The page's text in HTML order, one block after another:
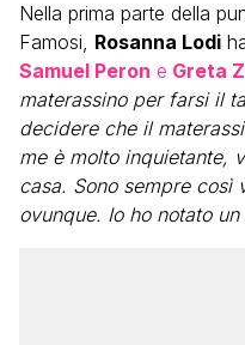
Nella prima parte della
Famosi, Rosanna Lodi
Samuel Peron e Greta
materassino per farsi il
decidere che il
me è molto inquietante,
casa. Sono sempre così
ovunque. Io ho notato